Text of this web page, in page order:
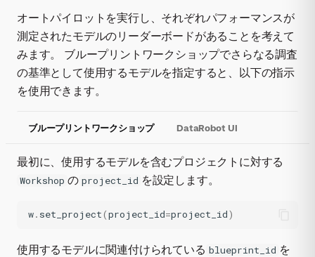
オートパイロットを実行し、それぞれパフォーマンスが
測定されたモデルのリーダーボードがあることを考えて
みます。 ブループリントワークショップでさらなる調査
の基準として使用するモデルを指定すると、以下の指示
を使用できます。
ブループリントワークショップ DataRobot UI
最初に、使用するモデルを含むプロジェクトに対する
Workshop の project_id を設定します。
w. set_project(project_id=project_id)
使用するモデルに関連付けられている blueprint_id を